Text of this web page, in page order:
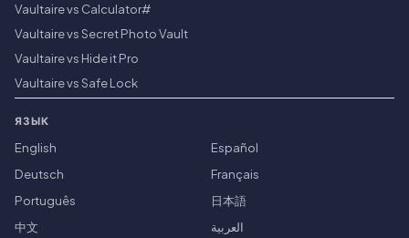
Vaultaire vs Calculator#
Vaultaire vs Secret Photo Vault
Vaultaire vs Hide it Pro
Vaultaire vs Safe Lock
ЯЗЫК
English
Español
Deutsch
Français
Português
日本語
中文
العربية